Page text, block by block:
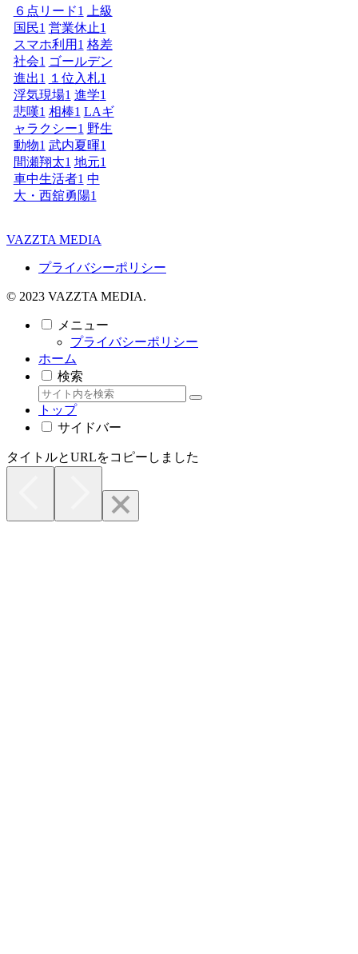
６点リード1
上級
国民1 営業休止1
スマホ利用 1 格差
社会1 ゴールデン
進出1 １位入札1
浮気現場1 進学1
悲嘆1 相棒1 LAギ
ャラクシー1 野生
動物1 武内夏暉1
間瀬翔太1 地元1
車中生活者1 中
大・西舘勇陽1
VAZZTA MEDIA
プライバシーポリシー
© 2023 VAZZTA MEDIA.
メニュー
プライバシーポリシー
ホーム
検索
トップ
サイドバー
タイトルとURLをコピーしました